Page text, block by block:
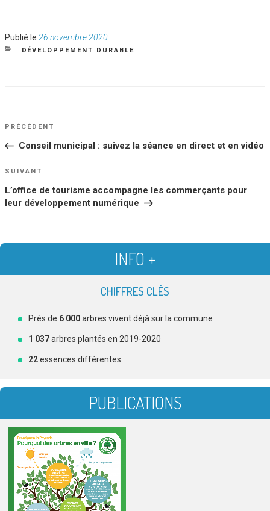
Publié le Publié
le
26 novembre 2020
CATÉGORIES
DÉVELOPPEMENT DURABLE
NAVIGATION
DE
Article
PRÉCÉDENT
Conseil municipal : suivez la séance en direct et en vidéo
Article
SUIVANT
L’office de tourisme accompagne les commerçants pour
leur développement numérique
INFO +
CHIFFRES CLÉS
Près de 6 000arbres vivent déjà sur la commune
1 037arbres plantés en 2019-2020
22essences différentes
PUBLICATIONS